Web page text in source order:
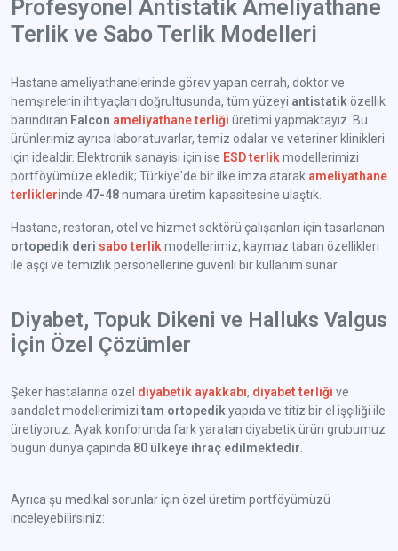
Profesyonel Antistatik Ameliyathane
Terlik ve Sabo Terlik Modelleri
Hastane ameliyathanelerinde görev yapan cerrah, doktor ve
hemşirelerin ihtiyaçları doğrultusunda, tüm yüzeyi antistatik özellik
barındıran Falcon ameliyathane terliği üretimi yapmaktayız. Bu
ürünlerimiz ayrıca laboratuvarlar, temiz odalar ve veteriner klinikleri
için idealdir. Elektronik sanayisi için ise ESD terlik modellerimizi
portföyümüze ekledik; Türkiye'de bir ilke imza atarak ameliyathane
terliklerinde 47-48numara üretim kapasitesine ulaştık.
Hastane, restoran, otel ve hizmet sektörü çalışanları için tasarlanan
ortopedik deri sabo terlik modellerimiz, kaymaz taban özellikleri
ile aşçı ve temizlik personellerine güvenli bir kullanım sunar.
Diyabet, Topuk Dikeni ve Halluks Valgus
İçin Özel Çözümler
Şeker hastalarına özel diyabetik ayakkabı, diyabet terliği ve
sandalet modellerimizi tam ortopedik yapıda ve titiz bir el işçiliği ile
üretiyoruz. Ayak konforunda fark yaratan diyabetik ürün grubumuz
bugün dünya çapında 80 ülkeye ihraç edilmektedir
Ayrıca şu medikal sorunlar için özel üretim portföyümüzü
inceleyebilirsiniz: